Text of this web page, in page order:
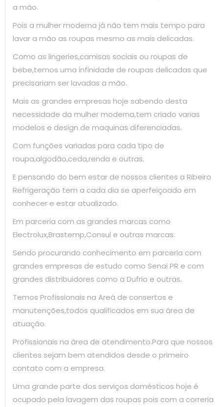
a mão.
Pois a mulher moderna já não tem mais tempo para
lavar a mão as roupas mesmo as mais delicadas.
Como as lingeries,camisas sociais ou roupas de
bebe,temos uma infinidade de roupas delicadas que
precisariam ser lavadas a mão.
Mais as grandes empresas hoje sabendo desta
necessidade da mulher moderna,tem criado varias
modelos e design de maquinas diferenciadas.
Com funções variadas para cada tipo de
roupa,algodão,ceda,renda e outras.
E pensando do bem estar de nossos clientes a Ribeiro
Refrigeração tem a cada dia se aperfeiçoado em
conhecer e estar atualizado.
Em parceria com as grandes marcas como
Electrolux,Brastemp,Consul e outras marcas.
Sendo procurando conhecimento em parceria com
grandes empresas de estudo como Senai PR e com
grandes distribuidores como a Dufrio e outras.
Temos Profissionais na Areá de consertos e
manutenções,todos qualificados em sua área de
atuação.
Profissionais na área de atendimento.Para que nossos
clientes sejam bem atendidos desde o primeiro
contato com a empresa.
Uma grande parte dos serviços domésticos hoje é
ocupado pela lavagem das roupas pois com a correria